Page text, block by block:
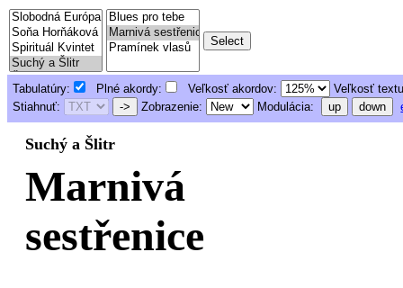
Tabulatúry: Plné akordy: Veľkosť akordov:
Veľkosť
Stiahnuť:
-> Zobrazenie: Modulácia: up down
Suchý a Šlitr
Marnivá
sestřenice